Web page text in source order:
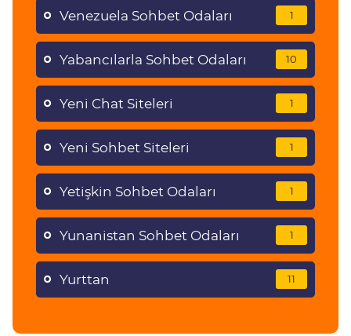
Venezuela Sohbet Odaları 1
Yabancılarla Sohbet Odaları 10
Yeni Chat Siteleri 1
Yeni Sohbet Siteleri 1
Yetişkin Sohbet Odaları 1
Yunanistan Sohbet Odaları 1
Yurttan 11